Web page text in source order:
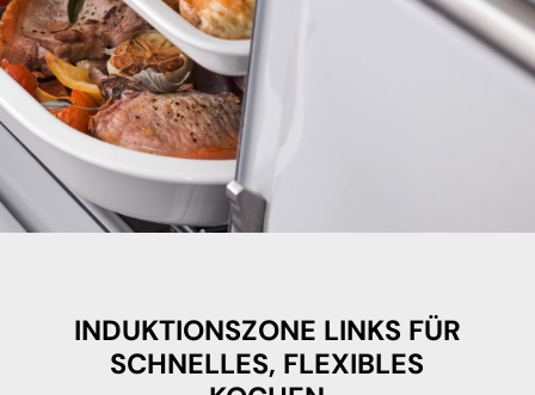
INDUKTIONSZONE LINKS FÜR
SCHNELLES, FLEXIBLES